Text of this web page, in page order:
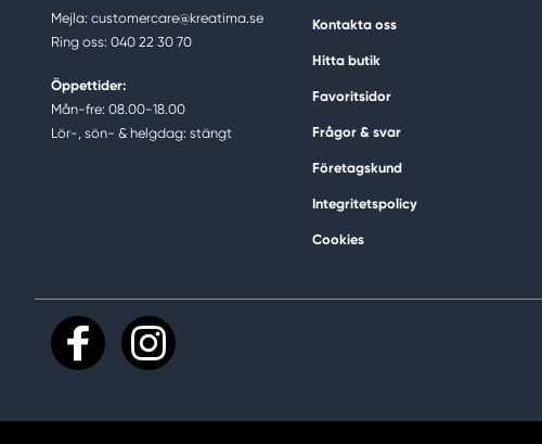
Mejla: customercare@kreatima.se
Ring oss: 040 22 30 70
Öppettider:
Mån-fre: 08.00-18.00
Lör-, sön- & helgdag: stängt
Kontakta oss
Hitta butik
Favoritsidor
Frågor & svar
Företagskund
Integritetspolicy
Cookies